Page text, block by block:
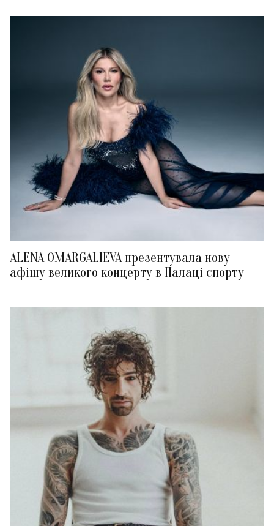
ALENA OMARGALIEVA презентувала нову
афішу великого концерту в Палаці спорту